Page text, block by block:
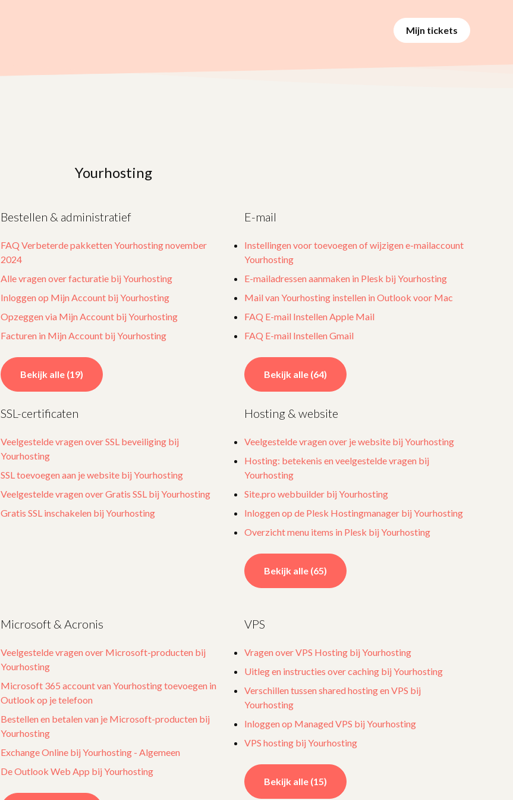
Mijn tickets
Yourhosting
Bestellen & administratief
FAQ Verbeterde pakketten Yourhosting november
2024
Alle vragen over facturatie bij Yourhosting
Inloggen op Mijn Account bij Yourhosting
Opzeggen via Mijn Account bij Yourhosting
Facturen in Mijn Account bij Yourhosting
Bekijk alle (19)
E-mail
Instellingen voor toevoegen of wijzigen e-mailaccount
Yourhosting
E-mailadressen aanmaken in Plesk bij Yourhosting
Mail van Yourhosting instellen in Outlook voor Mac
FAQ E-mail Instellen Apple Mail
FAQ E-mail Instellen Gmail
Bekijk alle (64)
SSL-certificaten
Veelgestelde vragen over SSL beveiliging bij
Yourhosting
SSL toevoegen aan je website bij Yourhosting
Veelgestelde vragen over Gratis SSL bij Yourhosting
Gratis SSL inschakelen bij Yourhosting
Hosting & website
Veelgestelde vragen over je website bij Yourhosting
Hosting: betekenis en veelgestelde vragen bij
Yourhosting
Site.pro webbuilder bij Yourhosting
Inloggen op de Plesk Hostingmanager bij Yourhosting
Overzicht menu items in Plesk bij Yourhosting
Bekijk alle (65)
Microsoft & Acronis
Veelgestelde vragen over Microsoft-producten bij
Yourhosting
Microsoft 365 account van Yourhosting toevoegen in
Outlook op je telefoon
Bestellen en betalen van je Microsoft-producten bij
Yourhosting
Exchange Online bij Yourhosting - Algemeen
De Outlook Web App bij Yourhosting
VPS
Vragen over VPS Hosting bij Yourhosting
Uitleg en instructies over caching bij Yourhosting
Verschillen tussen shared hosting en VPS bij
Yourhosting
Inloggen op Managed VPS bij Yourhosting
VPS hosting bij Yourhosting
Bekijk alle (15)